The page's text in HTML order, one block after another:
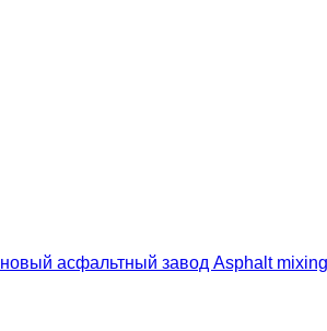
новый асфальтный завод Asphalt